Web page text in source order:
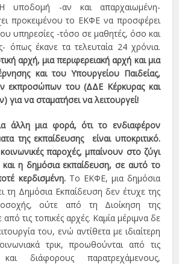
Η υποδομή -αν και απαρχαιωμένη-
προκειμένου το ΕΚΦΕ να προσφέρει
του υπηρεσίες -τόσο σε μαθητές, όσο και
όπως έκανε τα τελευταία 24 χρόνια.
αρχή, μια περιφερειακή αρχή και μια
και του Υπουργείου Παιδείας,
εκπροσώπων του (ΔΔΕ Κέρκυρας και
να σταματήσει να λειτουργεί!
άλλη μια φορά, ότι το ενδιαφέρον
της εκπαίδευσης είναι υποκριτικό.
παροχές, μπαίνουν στο ζύγι
η δημόσια εκπαίδευση, σε αυτό το
κερδισμένη.Το ΕΚΦΕ, μια δημόσια
τη Δημόσια Εκπαίδευση δεν έτυχε της
ούτε από τη Διοίκηση της
τις τοπικές αρχές. Καμία μέριμνα δε
του, ενώ αντίθετα με ιδιαίτερη
τρικ, προωθούνται από τις
διάφορους παρατρεχάμενους,